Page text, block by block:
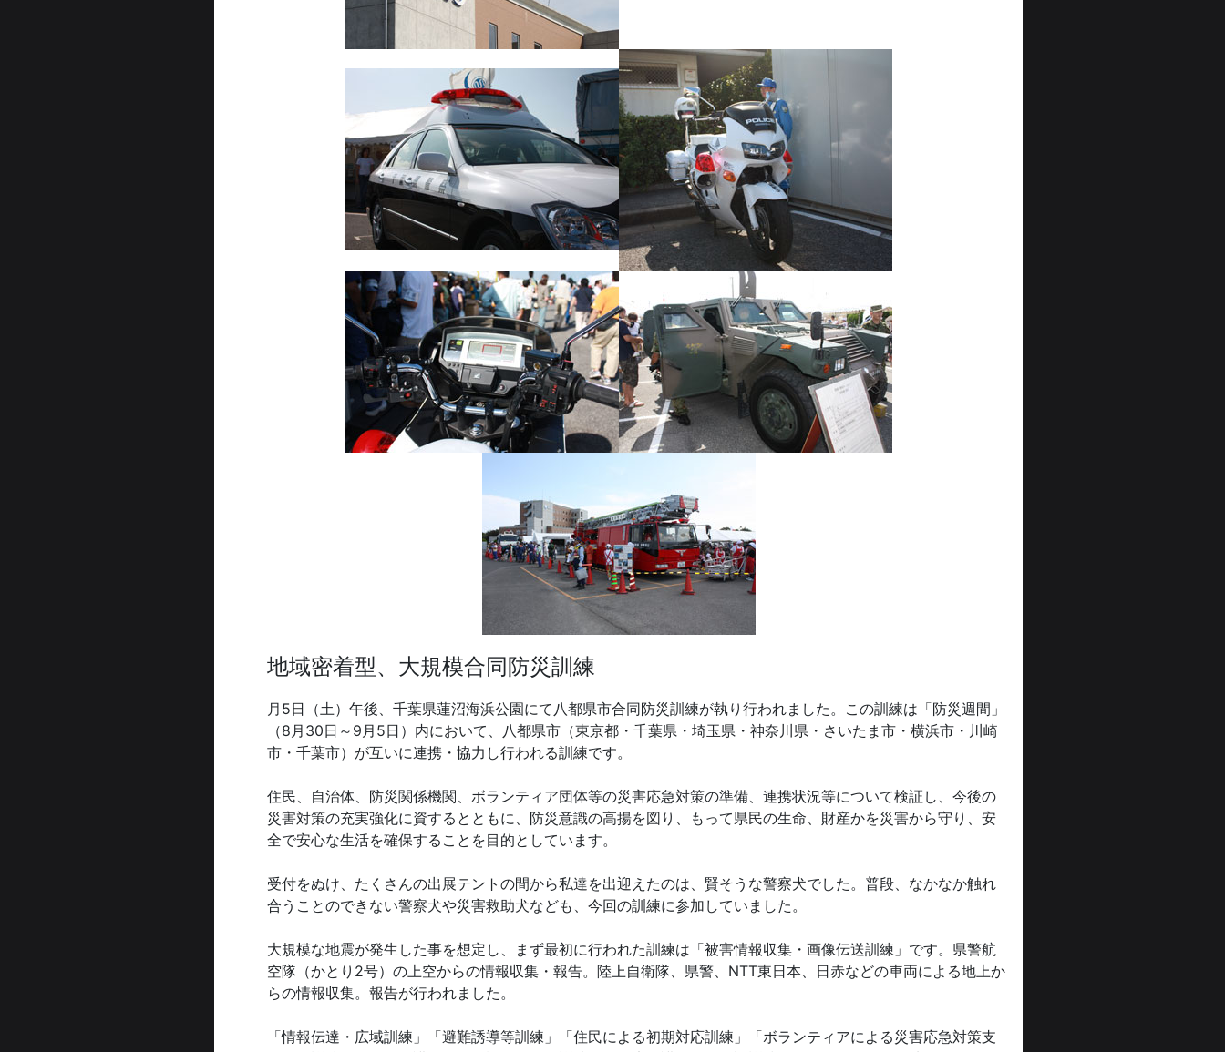
地域密着型、大規模合同防災訓練
月5日（土）午後、千葉県蓮沼海浜公園にて八都県市合同防災訓練が執り行われました。この訓練は「防災週間」
（8月30日～9月5日）内において、八都県市（東京都・千葉県・埼玉県・神奈川県・さいたま市・横浜市・川崎
市・千葉市）が互いに連携・協力し行われる訓練です。
住民、自治体、防災関係機関、ボランティア団体等の災害応急対策の準備、連携状況等について検証し、今後の
災害対策の充実強化に資するとともに、防災意識の高揚を図り、もって県民の生命、財産かを災害から守り、安
全で安心な生活を確保することを目的としています。
受付をぬけ、たくさんの出展テントの間から私達を出迎えたのは、賢そうな警察犬でした。普段、なかなか触れ
合うことのできない警察犬や災害救助犬なども、今回の訓練に参加していました。
大規模な地震が発生した事を想定し、まず最初に行われた訓練は「被害情報収集・画像伝送訓練」です。県警航
空隊（かとり2号）の上空からの情報収集・報告。陸上自衛隊、県警、NTT東日本、日赤などの車両による地上か
らの情報収集。報告が行われました。
「情報伝達・広域訓練」「避難誘導等訓練」「住民による初期対応訓練」「ボランティアによる災害応急対策支